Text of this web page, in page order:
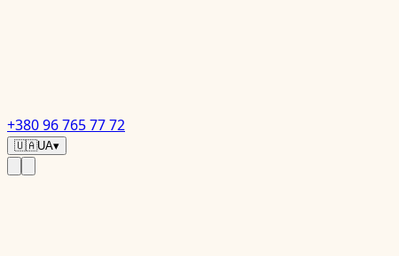
+380 96 765 77 72
🇺🇦UA▾